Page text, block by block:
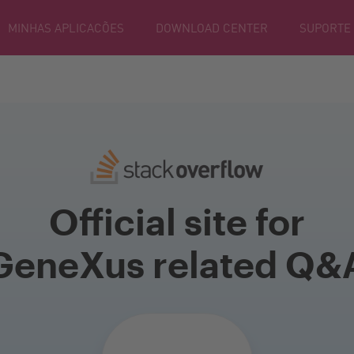
MINHAS APLICACÕES DOWNLOAD CENTER SUPORTE
Official site for
related